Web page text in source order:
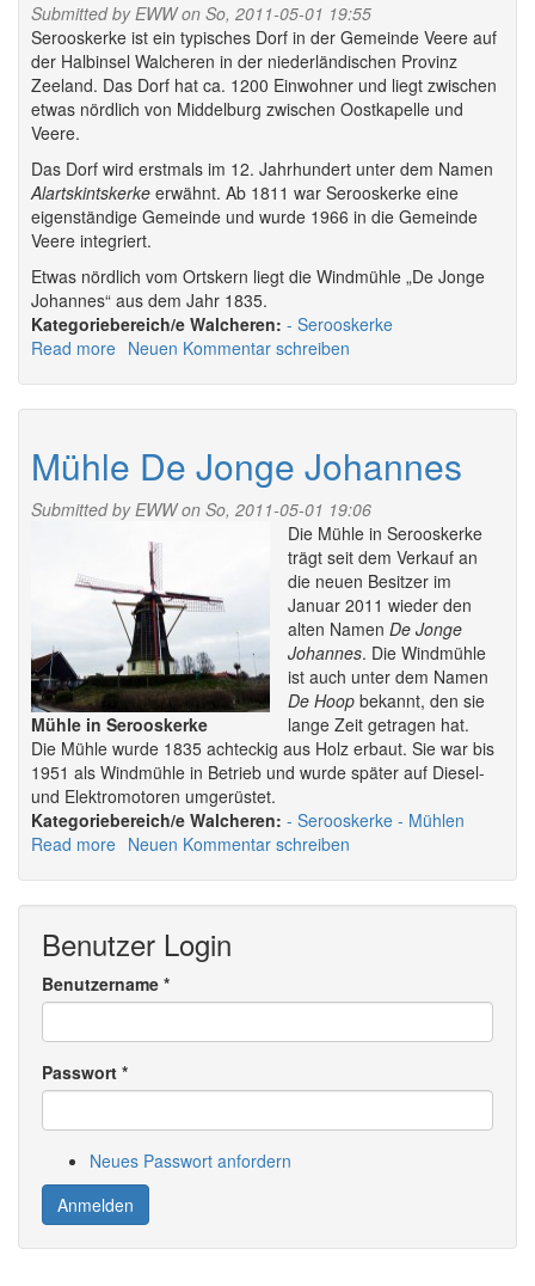
Submitted byEWWon So, 2011-05-01 19:55
Serooskerke ist ein typisches Dorf in der Gemeinde Veere auf
der Halbinsel Walcheren in der niederländischen Provinz
Zeeland. Das Dorf hat ca. 1200 Einwohner und liegt zwischen
etwas nördlich von Middelburg zwischen Oostkapelle und
Veere.
Das Dorf wird erstmals im 12. Jahrhundert unter dem Namen
Alartskintskerke erwähnt. Ab 1811 war Serooskerke eine
eigenständige Gemeinde und wurde 1966 in die Gemeinde
Veere integriert.
Etwas nördlich vom Ortskern liegt die Windmühle „De Jonge
Johannes“ aus dem Jahr 1835.
Walcheren:
Serooskerke
Read more about
Neuen Kommentar schreiben
Mühle De Jonge Johannes
Submitted byEWWon So, 2011-05-01 19:06
Mühle in Serooskerke
Die Mühle in Serooskerke
trägt seit dem Verkauf an
die neuen Besitzer im
Januar 2011 wieder den
alten Namen De Jonge
Johannes. Die Windmühle
ist auch unter dem Namen
De Hoop bekannt, den sie
lange Zeit getragen hat.
Die Mühle wurde 1835 achteckig aus Holz erbaut. Sie war bis
1951 als Windmühle in Betrieb und wurde später auf Diesel-
und Elektromotoren umgerüstet.
Walcheren:
Serooskerke
Mühlen
Read more about
Johannes
Neuen Kommentar schreiben
Benutzer Login
Benutzername *
Passwort *
Neues Passwort anfordern
Anmelden